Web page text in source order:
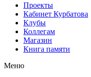
Проекты
Кабинет Курбатова
Клубы
Коллегам
Магазин
Книга памяти
Меню